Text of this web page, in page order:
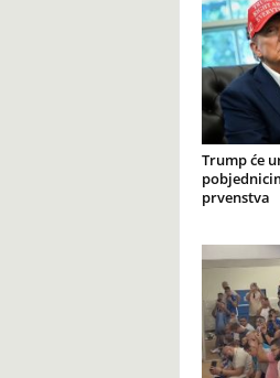
Trump će
prvenstva